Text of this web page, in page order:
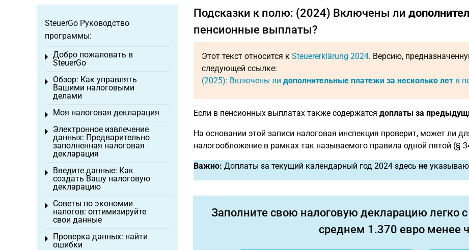
Подсказки к полю: (2024) Включены ли
пенсионные выплаты?
Этот текст относится к Steuererklärung 2024. Версию,
следующей ссылке:
(2025): Включены ли дополнительные платежи за несколько летв
Если в пенсионных выплатах также содержатся доплаты за
На основании этой записи налоговая инспекция проверит, может ли
налогообложение в рамках так называемого правила одной пятой (§
Важно: Доплаты за текущий календарный год 2024 здесь не
Заполните свою налоговую декларацию легко
среднем 1.370 евро менее
SteuerGo Руководство
программы:
Добро пожаловать в
SteuerGo
Toggle menu
Обзор: Как управлять
Вашими налоговыми
делами
Toggle menu
Моя налоговая декларация
Toggle menu
Электронное извлечение
данных: Предварительно
заполненная налоговая
декларация
Toggle menu
Введите данные: Как
создать Вашу налоговую
декларацию
Toggle menu
Советы по экономии
налогов: оптимизируйте
свои данные
Toggle menu
Проверка данных: найти
ошибки
Toggle menu